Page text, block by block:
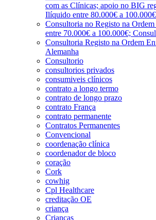
com as Clínicas; apoio no BIG
Ilíquido entre 80.000€ a
Consultoria no Registo na
entre 70.000€ a 100.000€;
Consultoria Registo na Ordem
Alemanha
Consultorio
consultorios privados
consumiveis clínicos
contrato a longo termo
contrato de longo prazo
contrato França
contrato permanente
Contratos Permanentes
Convencional
coordenação clínica
coordenador de bloco
coração
Cork
cowhig
Cpl Healthcare
creditação OE
criança
Crianças